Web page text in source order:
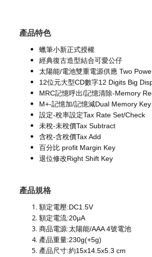
產品特色
蠟筆小新正式授權
經典復古造型結合可愛公仔
太陽能/電池雙重電源供應 Two
12位元大型CD數字12 Digits Big
MRC記憶呼出/記憶清除-Memory
M+-記憶加/記憶減Dual Memory Key
設定-稅率設定Tax Rate Set/Check
未稅-未稅價Tax Subtract
含稅-含稅價Tax Add
百分比 profit Margin Key
退位修改Right Shift Key
產品規格
額定電壓:DC1.5V
額定電流:20μA
商品電源:太陽能/AAA 4號電池
產品重量:230g(+5g)
產品尺寸:約15x14.5x5.3 cm